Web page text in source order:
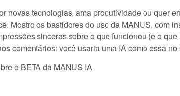
novas tecnologias, ama produtividade ou quer
Mostro os bastidores do uso da MANUS, com
sinceras sobre o que funcionou (e o
comentários: você usaria uma IA como essa no
o BETA da MANUS IA